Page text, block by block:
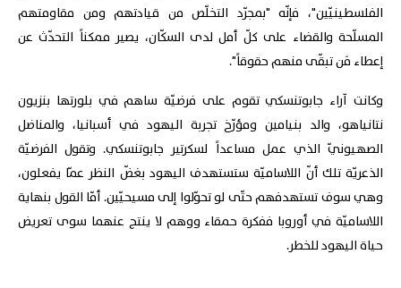
الفلسطينيّين"، فإنّه "بمجرّد التخلّص من قيادتهم ومن مقاومتهم
المسلّحة والقضاء على كلّ أمل لدى السكّان، يصير ممكناً التحدّث عن
إعطاء مَن تبقّى منهم حقوقاً".
وكانت آراء جابوتنسكي تقوم على فرضيّة ساهم في بلورتها بنزيون
نتانياهو، والد بنيامين ومؤرّخ تجربة اليهود في أسبانيا، والمناضل
الصهيونيّ الذي عمل مساعداً لسكرتير جابوتنسكي. وتقول الفرضيّة
الذعريّة تلك أنّ اللاساميّة ستستهدف اليهود بغضّ النظر عمّا يفعلون،
وهي سوف تستهدفهم حتّى لو تحوّلوا إلى مسيحيّين. أمّا القول بنهاية
اللاساميّة في أوروبا ففكرة حمقاء ووهم لا ينتج عنهما سوى تعريض
حياة اليهود للخطر.